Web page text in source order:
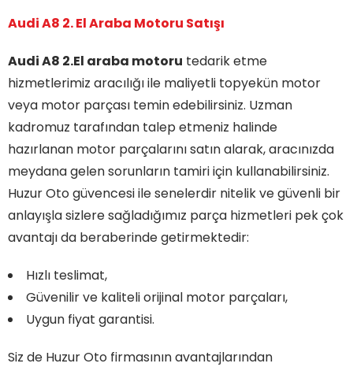
Audi A8 2. El Araba Motoru Satışı
Audi A8 2.El araba motoru tedarik etme
hizmetlerimiz aracılığı ile maliyetli topyekün motor
veya motor parçası temin edebilirsiniz. Uzman
kadromuz tarafından talep etmeniz halinde
hazırlanan motor parçalarını satın alarak, aracınızda
meydana gelen sorunların tamiri için kullanabilirsiniz.
Huzur Oto güvencesi ile senelerdir nitelik ve güvenli bir
anlayışla sizlere sağladığımız parça hizmetleri pek çok
avantajı da beraberinde getirmektedir:
Hızlı teslimat,
Güvenilir ve kaliteli orijinal motor parçaları,
Uygun fiyat garantisi.
Siz de Huzur Oto firmasının avantajlarından